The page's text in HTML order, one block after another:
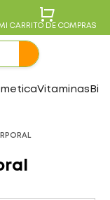
CARRITO DE COMPRAS
Vitaminas